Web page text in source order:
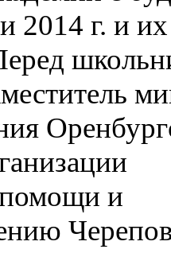
2014 г. и их
и